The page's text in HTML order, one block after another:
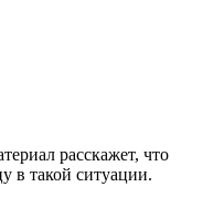
расскажет, что
в такой ситуации.